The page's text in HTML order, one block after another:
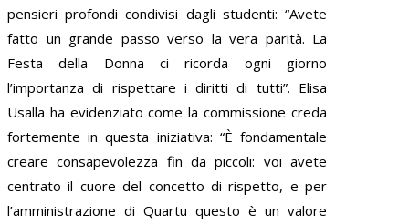
pensieri profondi condivisi dagli studenti: “Avete
fatto un grande passo verso la vera parità. La
Festa della Donna ci ricorda ogni giorno
l’importanza di rispettare i diritti di tutti”. Elisa
Usalla ha evidenziato come la commissione creda
fortemente in questa iniziativa: “È fondamentale
creare consapevolezza fin da piccoli: voi avete
centrato il cuore del concetto di rispetto, e per
l’amministrazione di Quartu questo è un valore